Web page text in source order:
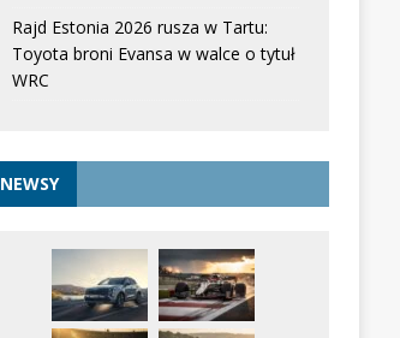
Rajd Estonia 2026 rusza w Tartu:
Toyota broni Evansa w walce o tytuł
WRC
NEWSY